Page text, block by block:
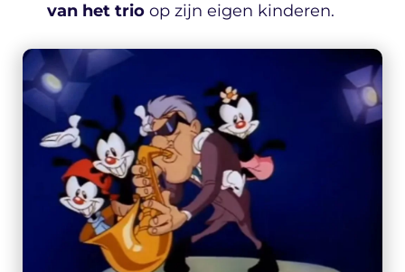
van het trio op zijn eigen kinderen.